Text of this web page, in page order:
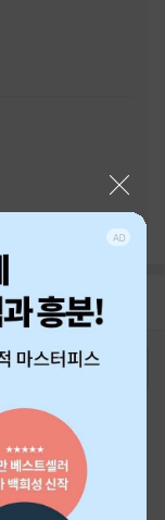
의 치밀함이 이루어
주문/배송
고샵 1566-4295
호정책